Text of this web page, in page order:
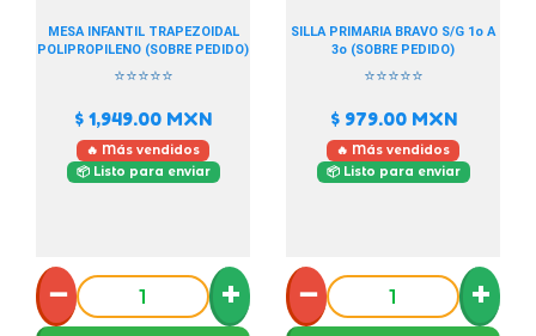
MESA INFANTIL TRAPEZOIDAL
POLIPROPILENO (SOBRE PEDIDO)
⭐⭐⭐⭐⭐
$ 1,949.00 MXN
🔥 Más vendidos
📦 Listo para enviar
− +
SILLA PRIMARIA BRAVO S/G 1o A
3o (SOBRE PEDIDO)
⭐⭐⭐⭐⭐
$ 979.00MXN
🔥 Más vendidos
📦 Listo para enviar
− +